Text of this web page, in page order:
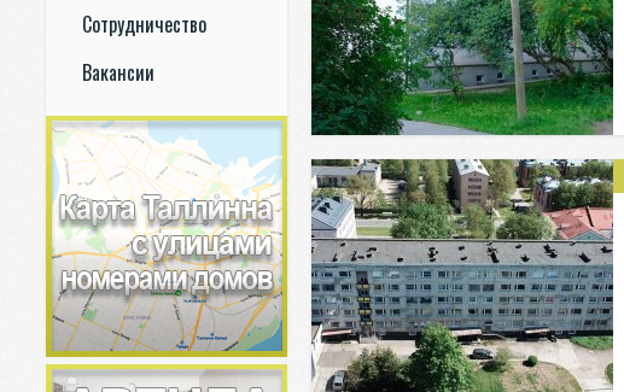
Сотрудничество
Вакансии